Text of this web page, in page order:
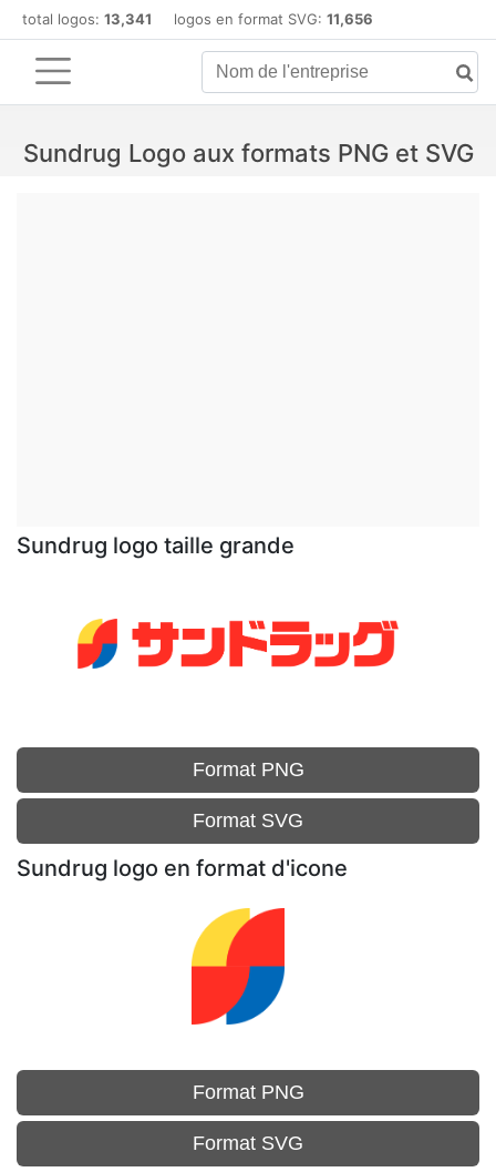
total logos: 13,341 logos en format SVG: 11,656
Sundrug Logo aux formats PNG et SVG
Sundrug logo taille grande
Format PNG
Format SVG
Sundrug logo en format d'icone
Format PNG
Format SVG